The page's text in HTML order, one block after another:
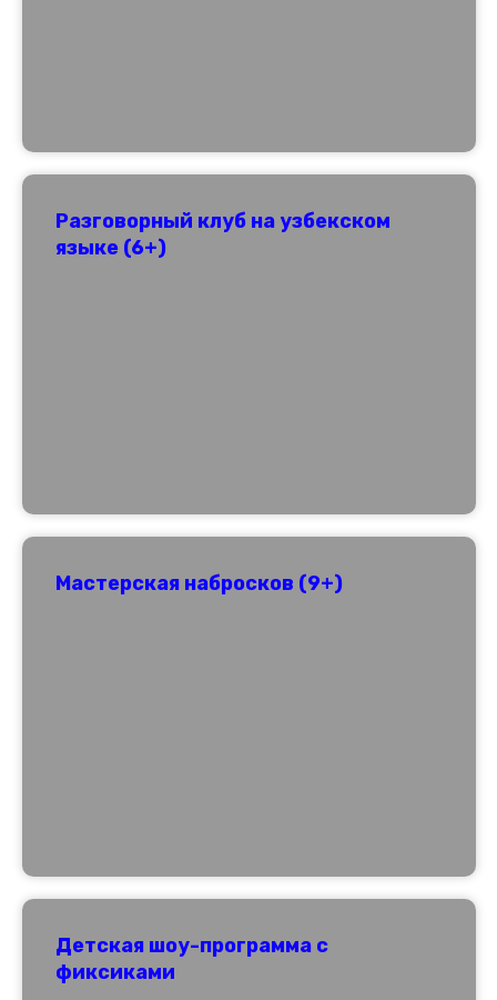
Разговорный клуб на узбекском
языке (6+)
Мастерская набросков (9+)
Детская шоу-программа с
фиксиками